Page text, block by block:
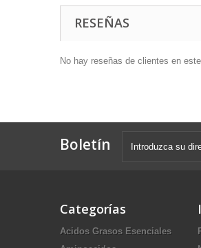
RESEÑAS
No hay reseñas de clientes en
Boletín
Categorías
Acidos Grasos Esenciales